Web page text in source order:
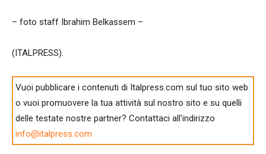
– foto staff Ibrahim Belkassem –
(ITALPRESS).
Vuoi pubblicare i contenuti di Italpress.com sul tuo sito web
o vuoi promuovere la tua attività sul nostro sito e su quelli
delle testate nostre partner? Contattaci all'indirizzo
info@italpress.com